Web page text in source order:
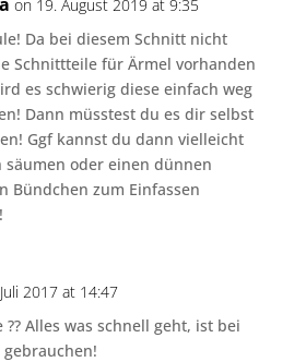
on 19. August 2019 at 9:35
Da bei diesem Schnitt nicht
Schnittteile für Ärmel vorhanden
es schwierig diese einfach weg
Dann müsstest du es dir selbst
Ggf kannst du dann vielleicht
säumen oder einen dünnen
Bündchen zum Einfassen
2017 at 14:47
?? Alles was schnell geht, ist bei